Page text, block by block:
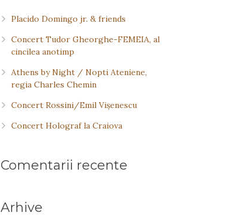
Placido Domingo jr. & friends
Concert Tudor Gheorghe-FEMEIA, al
cincilea anotimp
Athens by Night / Nopti Ateniene,
regia Charles Chemin
Concert Rossini/Emil Vişenescu
Concert Holograf la Craiova
Comentarii recente
Arhive